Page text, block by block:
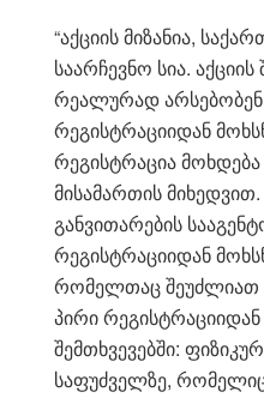
“აქციის მიზანია,
საარჩევნო სია.
რეალურად არსებობენ
რეგისტრაციიდან
რეგისტრაცია
მისამართის მიხედვით.
განვითარების
რეგისტრაციიდან
რომელთაც შეუძლიათ
პირი რეგისტრაციიდან
შემთხვევებში:
საფუძველზე,